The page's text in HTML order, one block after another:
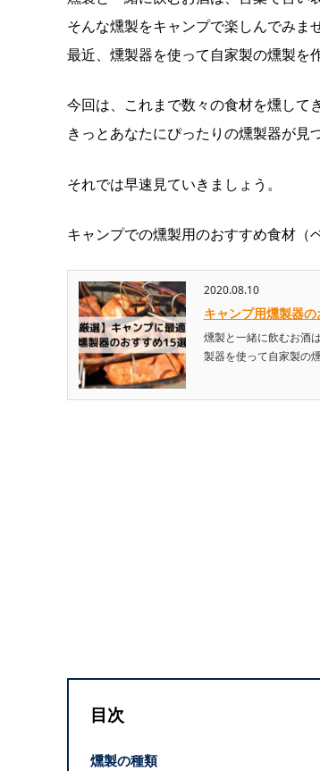
そんな燻製をキャンプで楽しんでみま
最近、燻製器を使って自家製の燻製を
今回は、これまで数々の食材を燻して
きっとあなたにぴったりの燻製器が見
それでは早速見ていきましょう。
キャンプでの燻製用のおすすめ食材（
2020.08.10
キャンプ用燻製器
燻製と一緒に飲むお酒
製器を使って自家製の
目次
燻製の種類